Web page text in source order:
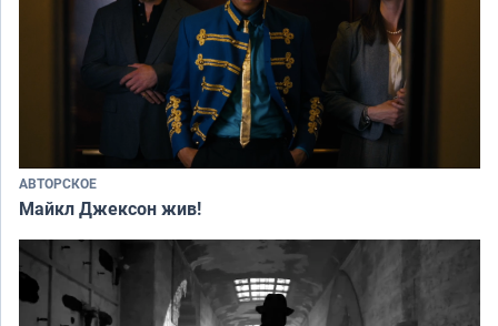
АВТОРСКОЕ
Майкл Джексон жив!